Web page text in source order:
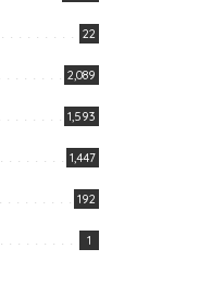
22
2,089
1,593
1,447
192
1